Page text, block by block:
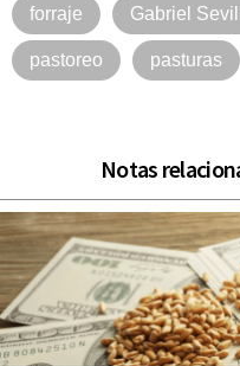
forraje Gabriel
pastoreo pasturas
Notas